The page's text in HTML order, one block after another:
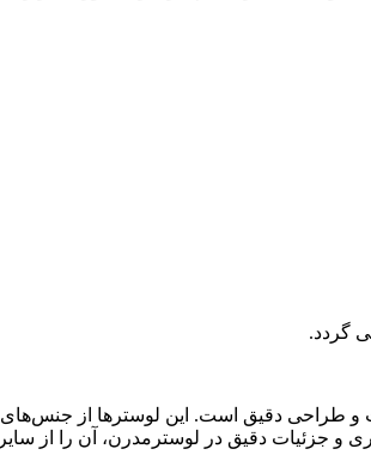
و طراحی دقیق است. این لوسترها از
و جزئیات دقیق در لوسترمدرن، آن را از